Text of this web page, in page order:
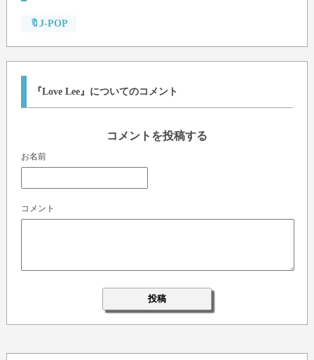
🔖J-POP
『Love Lee』についてのコメント
コメントを投稿する
お名前
コメント